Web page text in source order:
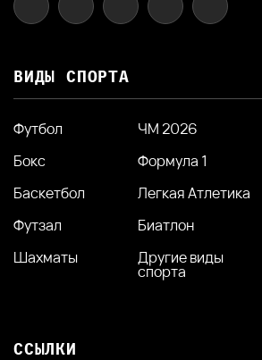
ВИДЫ СПОРТА
Футбол ЧМ 2026
Бокс
Формула 1
Баскетбол
Легкая Атлетика
Футзал
Биатлон
Шахматы
Другие виды
спорта
ССЫЛКИ